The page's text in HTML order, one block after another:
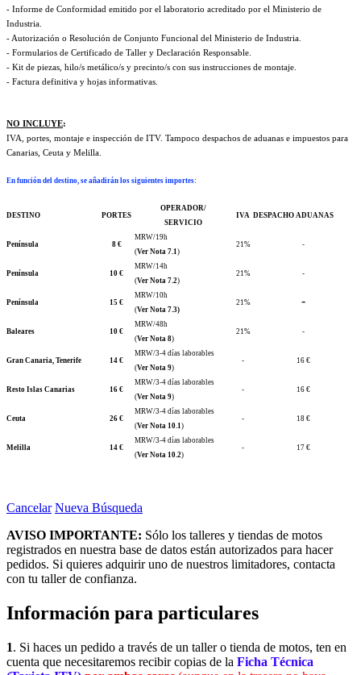
- Informe de Conformidad emitido por el laboratorio acreditado por el Ministerio de
Industria.
- Autorización o Resolución de Conjunto Funcional del Ministerio de Industria.
- Formularios de Certificado de Taller y Declaración Responsable.
- Kit de piezas, hilo/s metálico/s y precinto/s con sus instrucciones de montaje.
- Factura definitiva y hojas informativas.
NO INCLUYE:
IVA, portes, montaje e inspección de ITV. Tampoco despachos de aduanas e impuestos para
Canarias, Ceuta y Melilla.
En función del destino, se añadirán los siguientes importes:
DESTINO PORTES
OPERADOR/
SERVICIO
IVA DESPACHO ADUANAS
Península 8 €
MRW/19h
(Ver Nota 7.1 )
21% -
Península 10 €
MRW/14h
(Ver Nota 7.2)
21% -
Península 15 €
MRW/10h
(Ver Nota 7.3)
21% -
Baleares 10 €
MRW/48h
(Ver Nota 8)
21% -
Gran Canaria, Tenerife 14 €
MRW/3-4 días laborables
(Ver Nota 9)
- 16 €
Resto Islas Canarias 16 €
MRW/3-4 días laborables
(Ver Nota 9)
- 16 €
Ceuta 26 €
MRW/3-4 días laborables
(Ver Nota 10.1 )
- 18 €
Melilla 14 €
MRW/3-4 días laborables
(Ver Nota 10.2)
- 17 €
Cancelar Nueva Búsqueda
AVISO IMPORTANTE: Sólo los talleres y tiendas de motos
registrados en nuestra base de datos están autorizados para hacer
pedidos. Si quieres adquirir uno de nuestros limitadores, contacta
con tu taller de confianza.
Información para particulares
1. Si haces un pedido a través de un taller o tienda de motos, ten en
cuenta que necesitaremos recibir copias de la Ficha Técnica